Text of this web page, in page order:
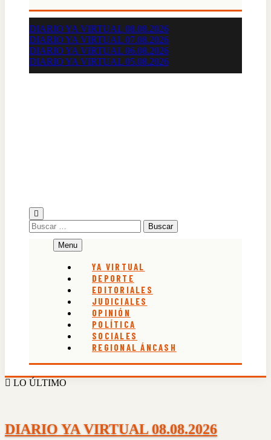
DIARIO YA VIRTUAL 08.08.2026
DIARIO YA VIRTUAL 07.08.2026
DIARIO YA VIRTUAL 06.08.2026
DIARIO YA VIRTUAL 05.08.2026
Buscar:
Menu
YA VIRTUAL
DEPORTE
EDITORIALES
JUDICIALES
OPINIÓN
POLÍTICA
SOCIALES
REGIONAL ÁNCASH
LO ÚLTIMO
DIARIO YA VIRTUAL 08.08.2026